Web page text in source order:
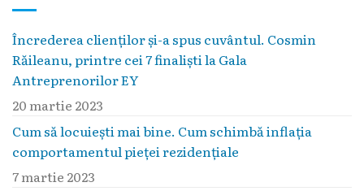
Încrederea clienților și-a spus cuvântul. Cosmin
Răileanu, printre cei 7 finaliști la Gala
Antreprenorilor EY
20 martie 2023
Cum să locuieşti mai bine. Cum schimbă inflaţia
comportamentul pieţei rezidenţiale
7 martie 2023